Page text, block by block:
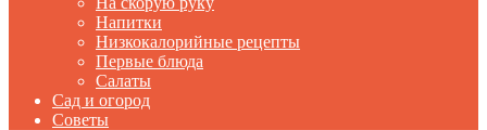
Напитки
Низкокалорийные рецепты
Первые блюда
Салаты
Сад и огород
Советы